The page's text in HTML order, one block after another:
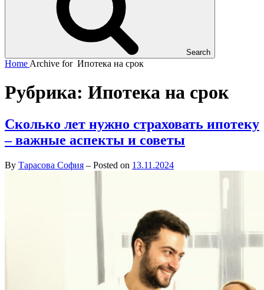
Search
Home Archive for Ипотека на срок
Рубрика: Ипотека на срок
Сколько лет нужно страховать ипотеку
– важные аспекты и советы
By Тарасова София – Posted on 13.11.2024